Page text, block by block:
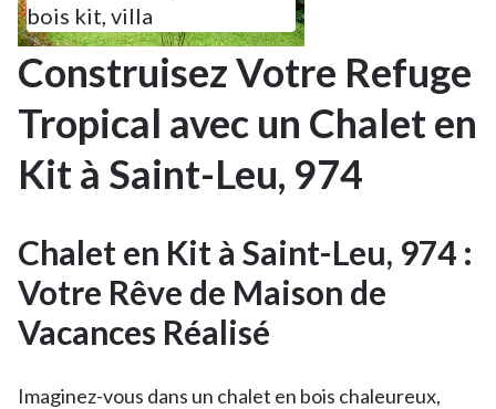
bois kit villa
Construisez Votre Refuge
Tropical avec un Chalet en
Kit à Saint-Leu, 974
Chalet en Kit à Saint-Leu, 974 :
Votre Rêve de Maison de
Vacances Réalisé
Imaginez-vous dans un chalet en bois chaleureux,